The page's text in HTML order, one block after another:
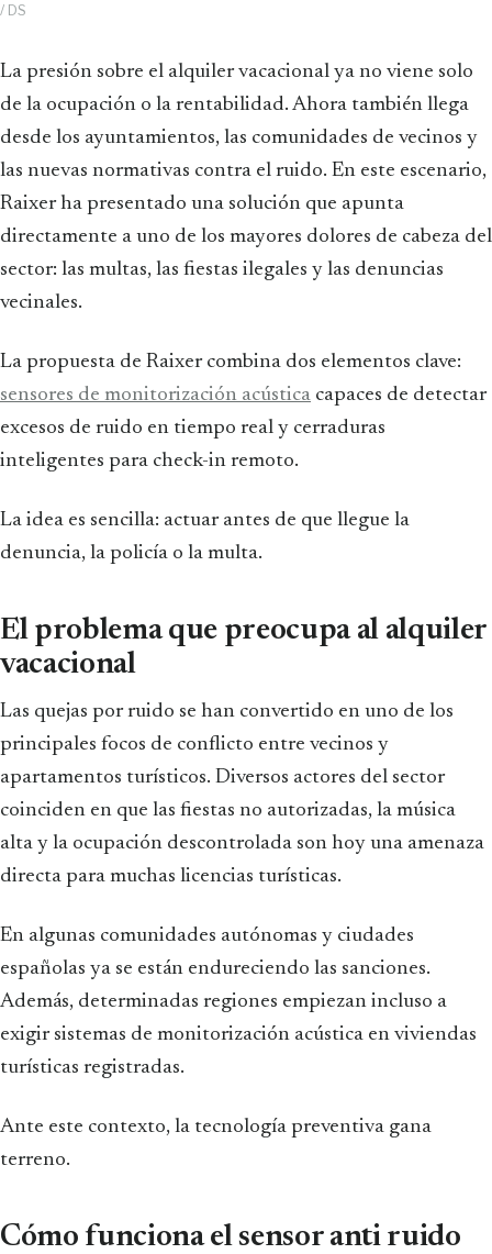
/ DS
La presión sobre el alquiler vacacional ya no viene solo
de la ocupación o la rentabilidad. Ahora también llega
desde los ayuntamientos, las comunidades de vecinos y
las nuevas normativas contra el ruido. En este escenario,
Raixer ha presentado una solución que apunta
directamente a uno de los mayores dolores de cabeza del
sector: las multas, las fiestas ilegales y las denuncias
vecinales.
La propuesta de Raixer combina dos elementos clave:
sensores de monitorización acústica capaces de detectar
excesos de ruido en tiempo real y cerraduras
inteligentes para check-in remoto.
La idea es sencilla: actuar antes de que llegue la
denuncia, la policía o la multa.
El problema que preocupa al alquiler
vacacional
Las quejas por ruido se han convertido en uno de los
principales focos de conflicto entre vecinos y
apartamentos turísticos. Diversos actores del sector
coinciden en que las fiestas no autorizadas, la música
alta y la ocupación descontrolada son hoy una amenaza
directa para muchas licencias turísticas.
En algunas comunidades autónomas y ciudades
españolas ya se están endureciendo las sanciones.
Además, determinadas regiones empiezan incluso a
exigir sistemas de monitorización acústica en viviendas
turísticas registradas.
Ante este contexto, la tecnología preventiva gana
terreno.
Cómo funciona el sensor anti ruido